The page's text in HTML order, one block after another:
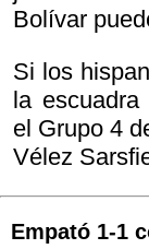
Bolívar
Si los
la
el Grupo 4
Vélez
Empató 1-1